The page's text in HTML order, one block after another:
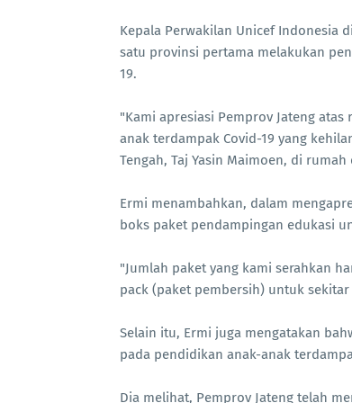
Kepala Perwakilan Unicef Indonesia
satu provinsi pertama melakukan
19.
"Kami apresiasi Pemprov Jateng
anak terdampak Covid-19 yang
Tengah, Taj Yasin Maimoen, di
Ermi menambahkan, dalam
boks paket pendampingan edukasi
"Jumlah paket yang kami serahkan
pack (paket pembersih) untuk sekitar
Selain itu, Ermi juga mengatakan
pada pendidikan anak-anak
Dia melihat, Pemprov Jateng telah